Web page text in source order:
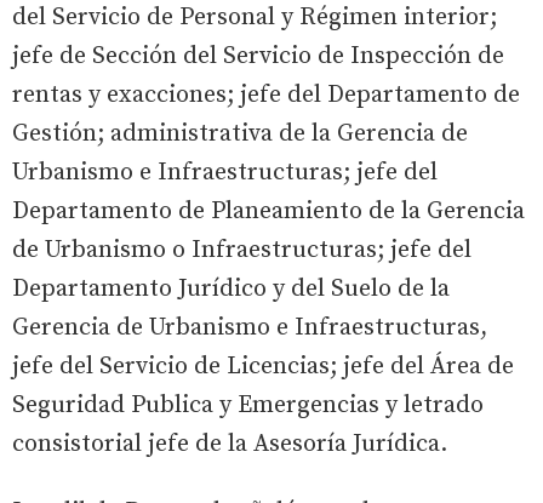
del Servicio de Personal y Régimen interior;
jefe de Sección del Servicio de Inspección de
rentas y exacciones; jefe del Departamento de
Gestión; administrativa de la Gerencia de
Urbanismo e Infraestructuras; jefe del
Departamento de Planeamiento de la Gerencia
de Urbanismo o Infraestructuras; jefe del
Departamento Jurídico y del Suelo de la
Gerencia de Urbanismo e Infraestructuras,
jefe del Servicio de Licencias; jefe del Área de
Seguridad Publica y Emergencias y letrado
consistorial jefe de la Asesoría Jurídica.